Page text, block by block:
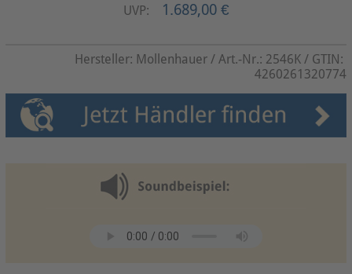
UVP: 1.689,00 €
Hersteller: Mollenhauer / Art.-Nr.: 2546K / GTIN:
4260261320774